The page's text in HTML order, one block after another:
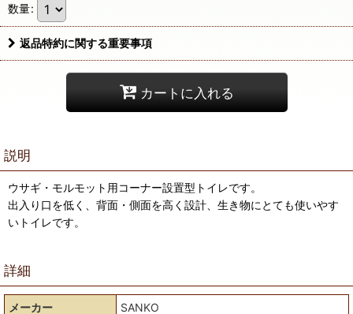
数量:
返品特約に関する重要事項
カートに入れる
説明
ウサギ・モルモット用コーナー設置型トイレです。
出入り口を低く、背面・側面を高く設計、生き物にとても使いやす
いトイレです。
詳細
メーカー
SANKO